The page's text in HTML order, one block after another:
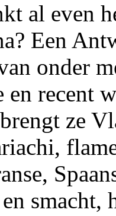
al even
Een
onder
en recent
ze
smacht,